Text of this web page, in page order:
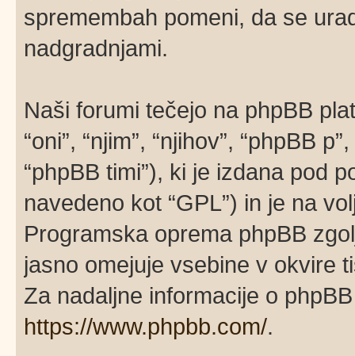
spremembah pomeni, da se
nadgradnjami.
Naši forumi tečejo na phpBB
“oni”, “njim”, “njihov”, “phpBB
“phpBB timi”), ki je izdana pod
navedeno kot “GPL”) in je na
Programska oprema phpBB
jasno omejuje vsebine v okvire
Za nadaljne informacije o
https://www.phpbb.com/.